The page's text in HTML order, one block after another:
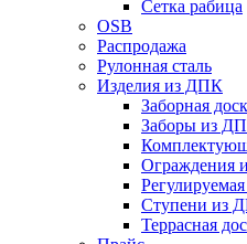
Сетка рабица
OSB
Распродажа
Рулонная сталь
Изделия из ДПК
Заборная
Заборы из
Ограждения
Ступени из
Террасная